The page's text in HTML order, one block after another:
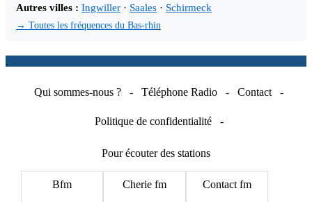
Autres villes : Ingwiller · Saales · Schirmeck
→ Toutes les fréquences du Bas-rhin
.
Qui sommes-nous ? - Téléphone Radio - Contact -
Politique de confidentialité -
Pour écouter des stations
Bfm Cherie fm Contact fm